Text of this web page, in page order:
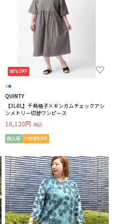
60%OFF
QUINTY
【3L-8L】千鳥格子×ギンガムチェックアシ
ンメトリー切替ワンピース
10,120円 税込
再入荷 1000円OFF